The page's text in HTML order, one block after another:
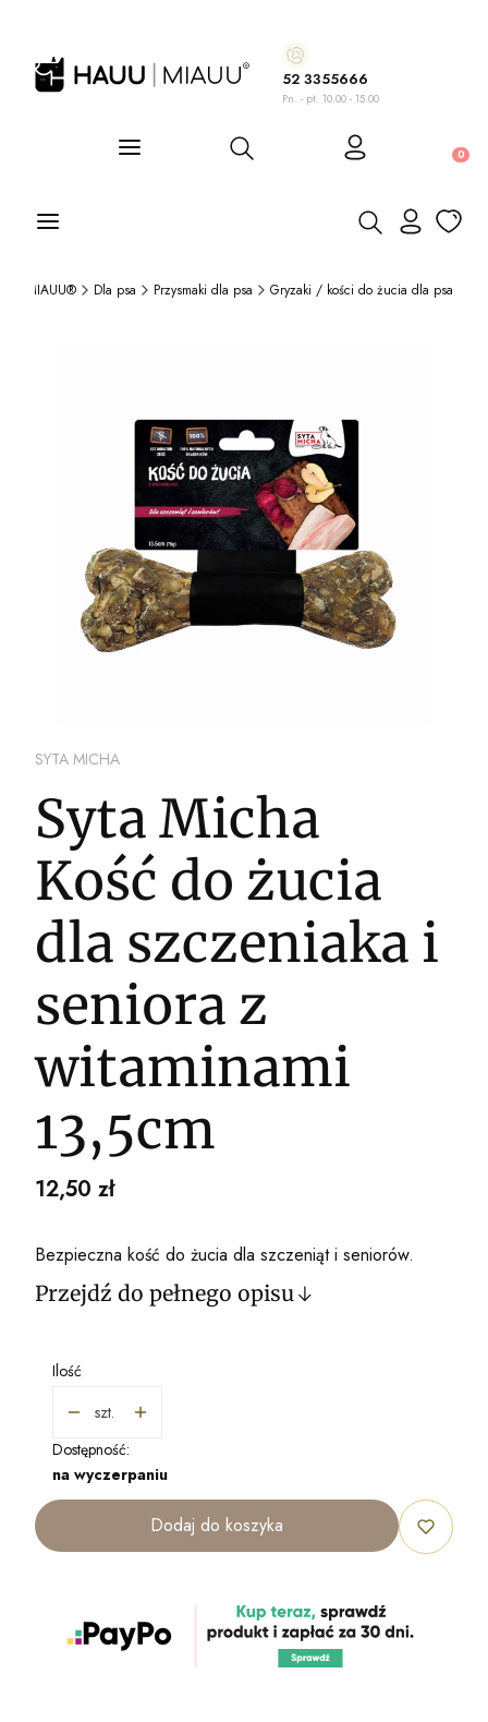
52 3355666
Pn. - pt. 10.00 - 15.00
Otwórz wyszukiwarkę
Otwórz
Dla psa Przysmaki dla psa Gryzaki / kości do żucia dla psa
SYTA MICHA
Syta Micha
Kość do żucia
dla szczeniaka i
seniora z
witaminami
13,5cm
Cena
12,50 zł
Bezpieczna kość do żucia dla szczeniąt i seniorów.
Przejdź do pełnego opisu
Ilość
szt.
Dostępność:
na wyczerpaniu
Dodaj do koszyka